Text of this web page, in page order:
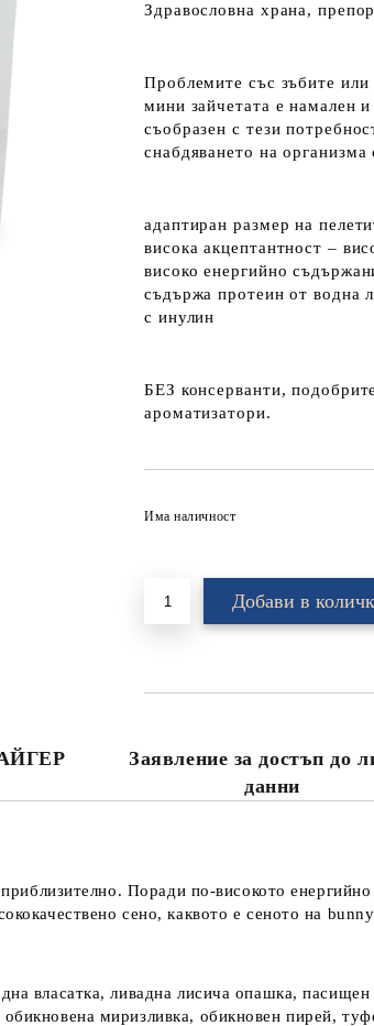
Здравословна храна,
Проблемите със зъбите или
мини зайчетата е намален
съобразен с тези
снабдяването на
адаптиран размер на
висока акцептантност –
високо енергийно
съдържа протеин от водна
с инулин
БЕЗ консерванти,
ароматизатори.
Има наличност
Заявление за достъп до
данни
Поради по-високото
сено, каквото е сеното на
власатка, ливадна лисича опашка,
миризливка, обикновен пирей,